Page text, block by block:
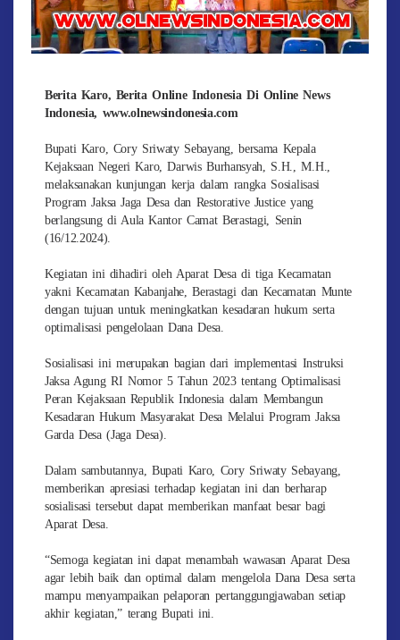
Berita Karo, Berita Online Indonesia Di Online News
Indonesia, www.olnewsindonesia.com
Bupati Karo, Cory Sriwaty Sebayang, bersama Kepala
Kejaksaan Negeri Karo, Darwis Burhansyah, S.H., M.H.,
melaksanakan kunjungan kerja dalam rangka Sosialisasi
Program Jaksa Jaga Desa dan Restorative Justice yang
berlangsung di Aula Kantor Camat Berastagi, Senin
(16/12.2024).
Kegiatan ini dihadiri oleh Aparat Desa di tiga Kecamatan
yakni Kecamatan Kabanjahe, Berastagi dan Kecamatan Munte
dengan tujuan untuk meningkatkan kesadaran hukum serta
optimalisasi pengelolaan Dana Desa.
Sosialisasi ini merupakan bagian dari implementasi Instruksi
Jaksa Agung RI Nomor 5 Tahun 2023 tentang Optimalisasi
Peran Kejaksaan Republik Indonesia dalam Membangun
Kesadaran Hukum Masyarakat Desa Melalui Program Jaksa
Garda Desa (Jaga Desa).
Dalam sambutannya, Bupati Karo, Cory Sriwaty Sebayang,
memberikan apresiasi terhadap kegiatan ini dan berharap
sosialisasi tersebut dapat memberikan manfaat besar bagi
Aparat Desa.
“Semoga kegiatan ini dapat menambah wawasan Aparat Desa
agar lebih baik dan optimal dalam mengelola Dana Desa serta
mampu menyampaikan pelaporan pertanggungjawaban setiap
akhir kegiatan,” terang Bupati ini.